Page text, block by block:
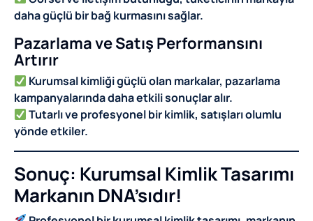
daha güçlü bir bağ kurmasını sağlar.
Pazarlama ve Satış Performansını
Artırır
Kurumsal kimliği güçlü olan markalar, pazarlama
kampanyalarında daha etkili sonuçlar alır.
Tutarlı ve profesyonel bir kimlik, satışları olumlu
yönde etkiler.
Sonuç: Kurumsal Kimlik Tasarımı
Markanın DNA’sıdır!